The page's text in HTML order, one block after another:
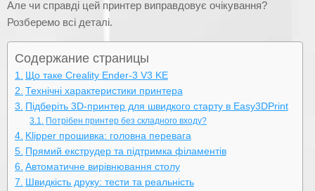
Але чи справді цей принтер виправдовує очікування?
Розберемо всі деталі.
Содержание страницы
Що таке Creality Ender-3 V3 KE
Технічні характеристики принтера
Підберіть 3D-принтер для швидкого старту в Easy3DPrint
Потрібен принтер без складного входу?
Klipper прошивка: головна перевага
Прямий екструдер та підтримка філаментів
Автоматичне вирівнювання столу
Швидкість друку: тести та реальність